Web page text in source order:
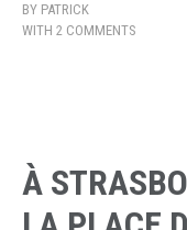
BY PATRICK
WITH 2 COMMENTS
À